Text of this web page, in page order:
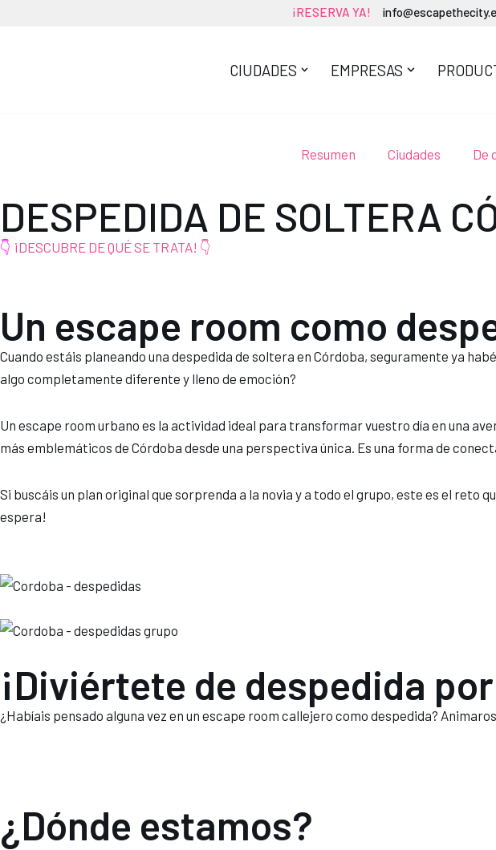
¡RESERVA YA!
CIUDADES EMPRESAS
Resumen Ciudades De
DESPEDIDA DE SOLTERA
👇 ¡DESCUBRE DE QUÉ SE TRATA! 👇
Un escape room como
Cuando estáis planeando una despedida de soltera en Córdoba, seguramente ya
algo completamente diferente y lleno de emoción?
Un escape room urbano es la actividad ideal para transformar vuestro día en una
más emblemáticos de Córdoba desde una perspectiva única. Es una forma de
Si buscáis un plan original que sorprenda a la novia y a todo el grupo, este es el
espera!
¡Diviértete de despedida
¿Habíais pensado alguna vez en un escape room callejero como despedida?
¿Dónde estamos?